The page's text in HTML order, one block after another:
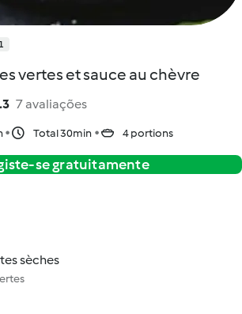
vertes et sauce au chèvre
7 avaliações
Total 30min 4 portions
se gratuitamente
sèches